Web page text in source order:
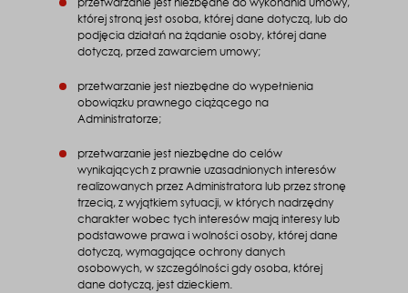
której stroną jest osoba, której dane dotyczą, lub do
podjęcia działań na żądanie osoby, której dane
dotyczą, przed zawarciem umowy;
przetwarzanie jest niezbędne do wypełnienia
obowiązku prawnego ciążącego na
Administratorze;
przetwarzanie jest niezbędne do celów
wynikających z prawnie uzasadnionych interesów
realizowanych przez Administratora lub przez stronę
trzecią, z wyjątkiem sytuacji, w których nadrzędny
charakter wobec tych interesów mają interesy lub
podstawowe prawa i wolności osoby, której dane
dotyczą, wymagające ochrony danych
osobowych, w szczególności gdy osoba, której
dane dotyczą, jest dzieckiem.